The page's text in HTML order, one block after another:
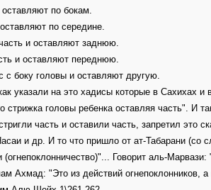
по бокам.
по середине.
и оставляют заднюю.
и оставляют переднюю.
с боку головы и оставляют другую.
указали на это хадисы которые в Сахихах
стрижка головы ребенка оставляя часть". И
часть и оставили часть, запретил
и др. И то что пришло от ат-Табарани (со
Говорит аль-
Ахмад: "Это из действий огнепоклонников,